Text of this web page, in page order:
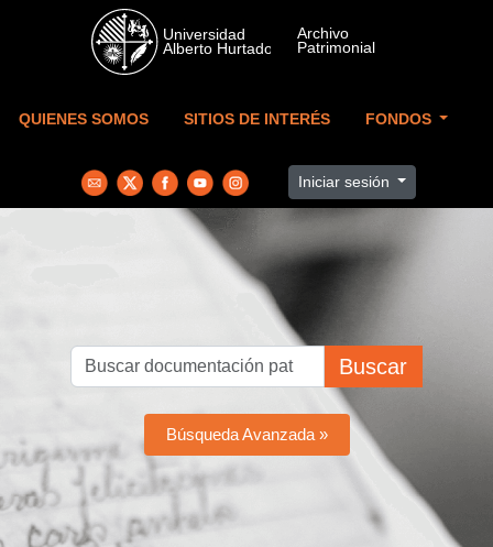
Skip to main content
QUIENES SOMOS SITIOS DE INTERÉS FONDOS
Iniciar sesión
Buscar
Búsqueda Avanzada »